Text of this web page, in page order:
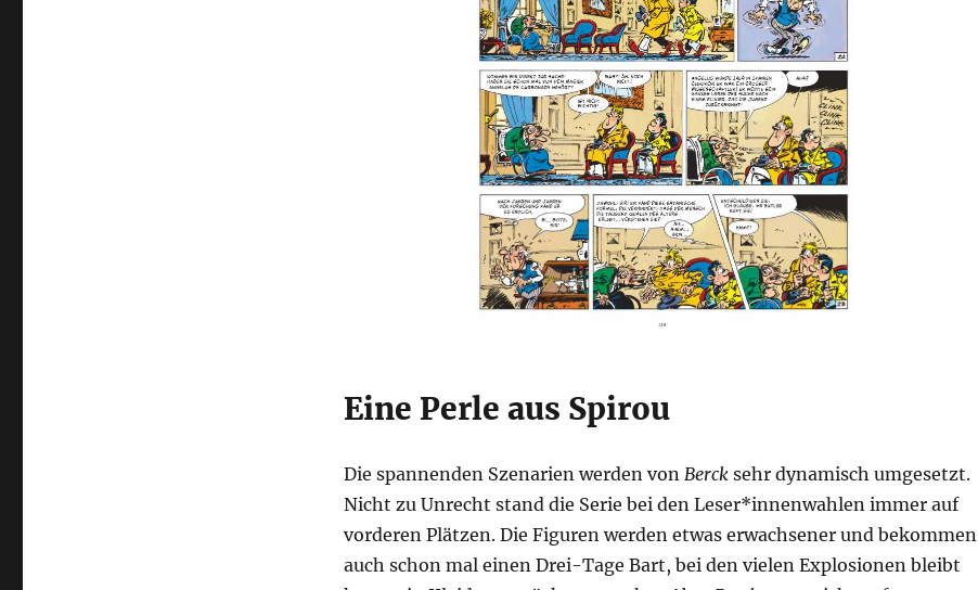
Eine Perle aus Spirou
Die spannenden Szenarien werden von Bercksehr dynamisch umgesetzt.
Nicht zu Unrecht stand die Serie bei den Leser*innenwahlen immer auf
vorderen Plätzen. Die Figuren werden etwas erwachsener und bekommen
auch schon mal einen Drei-Tage Bart, bei den vielen Explosionen bleibt